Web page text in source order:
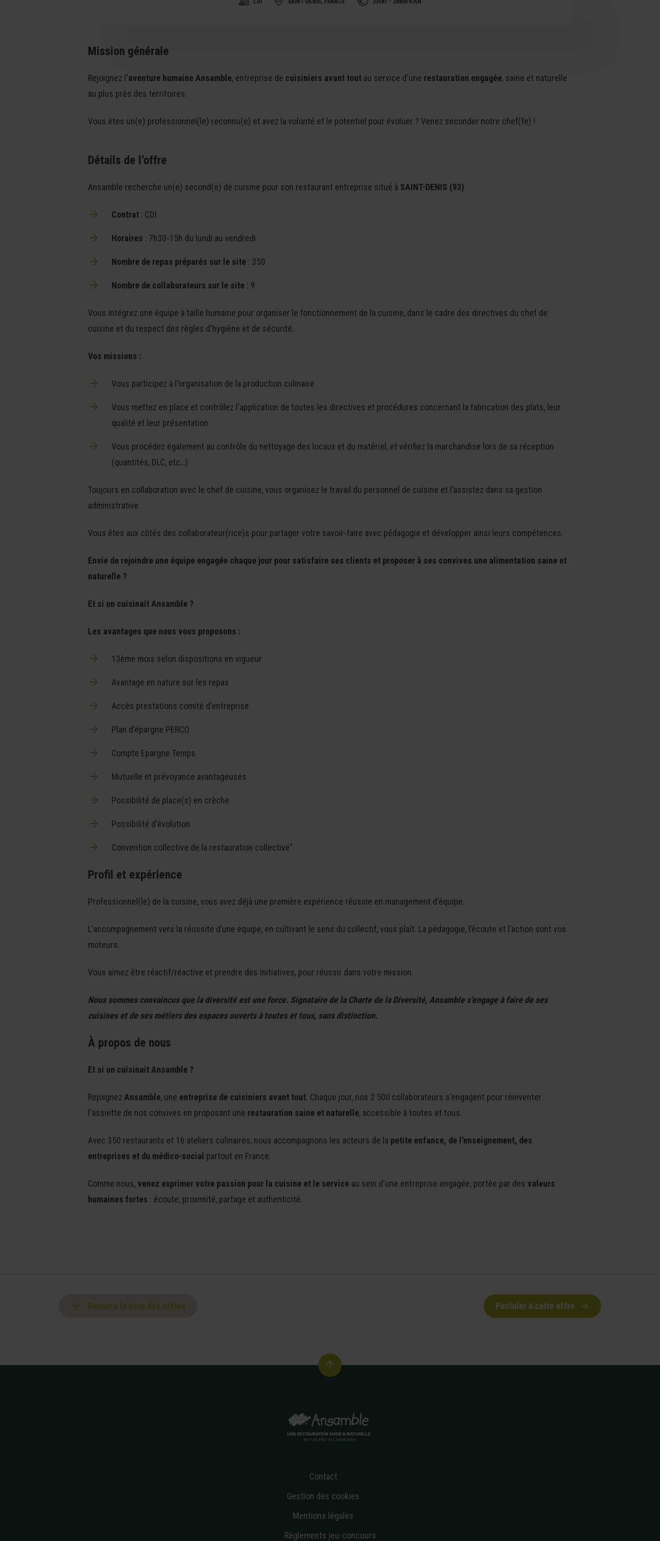
CDI SAINT-DENIS, FRANCE 23587 - 28800 €/AN
Mission générale
Rejoignez l'aventure humaine Ansamble, entreprise de cuisiniers avant toutau service d'une restauration engagée, saine et naturelle
au plus près des territoires.
Vous êtes un(e) professionnel(le) reconnu(e) et avez la volonté et le potentiel pour évoluer ? Venez seconder notre chef(fe) !
Détails de l’offre
Ansamble recherche un(e) second(e) de cuisine pour son restaurant entreprise situé à SAINT-DENIS (93).
Contrat: CDI
Horaires : 7h30-15h du lundi au vendredi
Nombre de repas préparés sur le site : 350
Nombre de collaborateurs sur le site : 9
Vous intégrez une équipe à taille humaine pour organiser le fonctionnement de la cuisine, dans le cadre des directives du chef de
cuisine et du respect des règles d'hygiène et de sécurité.
Vos missions :
Vous participez à l'organisation de la production culinaire
Vous mettez en place et contrôlez l'application de toutes les directives et procédures concernant la fabrication des plats, leur
qualité et leur présentation
Vous procédez également au contrôle du nettoyage des locaux et du matériel, et vérifiez la marchandise lors de sa réception
(quantités, DLC, etc…)
Toujours en collaboration avec le chef de cuisine, vous organisez le travail du personnel de cuisine et l’assistez dans sa gestion
administrative.
Vous êtes aux côtés des collaborateur(rice)s pour partager votre savoir-faire avec pédagogie et développer ainsi leurs compétences.
Envie de rejoindre une équipe engagée chaque jour pour satisfaire ses clients et proposer à ses convives une alimentation saine et
naturelle ?
Et si on cuisinait Ansamble ?
Les avantages que nous vous proposons :
13ème mois selon dispositions en vigueur
Avantage en nature sur les repas
Accès prestations comité d'entreprise
Plan d'épargne PERCO
Compte Epargne Temps
Mutuelle et prévoyance avantageuses
Possibilité de place(s) en crèche
Possibilité d'évolution
Convention collective de la restauration collective"
Profil et expérience
Professionnel(le) de la cuisine, vous avez déjà une première expérience réussie en management d'équipe.
L’accompagnement vers la réussite d’une équipe, en cultivant le sens du collectif, vous plaît. La pédagogie, l’écoute et l’action sont vos
moteurs.
Vous aimez être réactif/réactive et prendre des initiatives, pour réussir dans votre mission.
Nous sommes convaincus que la diversité est une force. Signataire de la Charte de la Diversité, Ansamble s’engage à faire de ses
cuisines et de ses métiers des espaces ouverts à toutes et tous, sans distinction.
À propos de nous
Et si on cuisinait Ansamble ?
Rejoignez Ansamble, une entreprise de cuisiniers avant tout. Chaque jour, nos 2 500 collaborateurs s'engagent pour réinventer
l'assiette de nos convives en proposant une restauration saine et naturelle, accessible à toutes et tous.
Avec 350 restaurants et 16 ateliers culinaires, nous accompagnons les acteurs de la petite enfance, de l'enseignement, des
entreprises et du médico-social partout en France.
Comme nous, venez exprimer votre passion pour la cuisine et le service au sein d'une entreprise engagée, portée par des valeurs
humaines fortes : écoute, proximité, partage et authenticité.
Retour à la liste des offres Postuler à cette offre
Contact
Gestion des cookies
Mentions légales
Règlements jeu-concours